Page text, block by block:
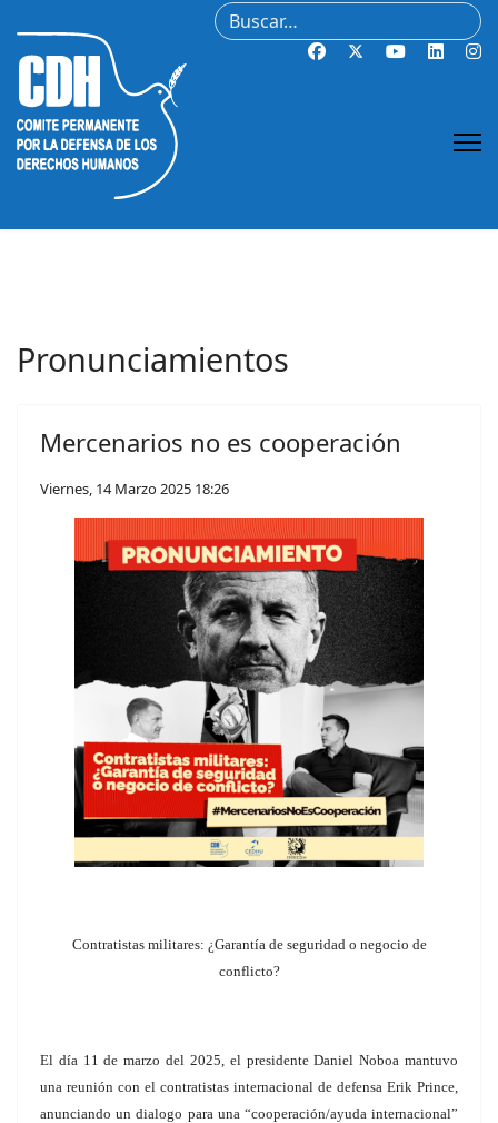
Buscar
Pronunciamientos
Mercenarios no es cooperación
Viernes, 14 Marzo 2025 18:26
Contratistas militares: ¿Garantía de seguridad o negocio de
conflicto?
El día 11 de marzo del 2025, el presidente Daniel Noboa mantuvo
una reunión con el contratistas internacional de defensa Erik Prince,
anunciando un dialogo para una “cooperación/ayuda internacional”